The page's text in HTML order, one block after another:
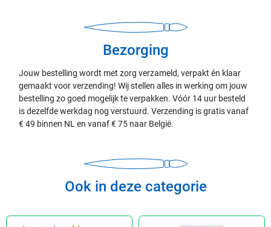
Bezorging
Jouw bestelling wordt met zorg verzameld, verpakt én klaar
gemaakt voor verzending! Wij stellen alles in werking om jouw
bestelling zo goed mogelijk te verpakken. Vóór 14 uur besteld
is dezelfde werkdag nog verstuurd. Verzending is gratis vanaf
€ 49 binnen NL en vanaf € 75 naar België.
Ook in deze categorie